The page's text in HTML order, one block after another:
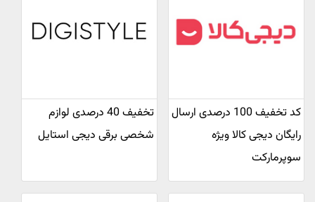
کد تخفیف 100 درصدی ارسال
رایگان دیجی کالا ویژه
سوپرمارکت
تخفیف 40 درصدی لوازم
شخصی برقی دیجی استایل